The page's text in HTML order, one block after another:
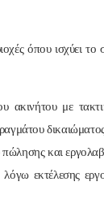
όπου ισχύει το
με
και
εκτέλεσης